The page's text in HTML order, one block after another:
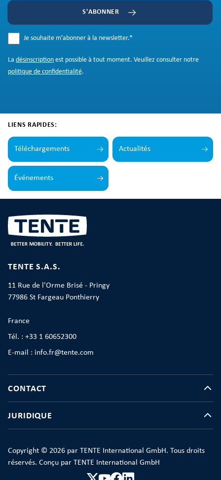
S'ABONNER
Je souhaite m’abonner à la newsletter.*
La désinscription est possible à tout moment. Veuillez consulter notre
politique de confidentialité.
LIENS RAPIDES:
Téléchargements Actualités
Événements
TENTE S.A.S.
11 Rue de l'Orme Brisé - Pringy
77986 St Fargeau Ponthierry
France
Tél. : +33 1 60652300
E-mail : info.fr@tente.com
CONTACT
JURIDIQUE
Copyright © 2026 par TENTE International GmbH. Tous droits
réservés. Conçu par TENTE International GmbH